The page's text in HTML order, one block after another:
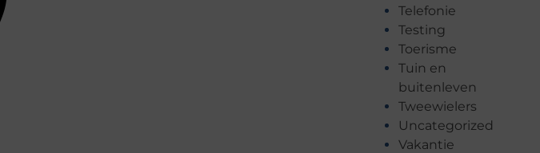
Telefonie
Testing
Toerisme
Tuin en
buitenleven
Tweewielers
Uncategorized
Vakantie